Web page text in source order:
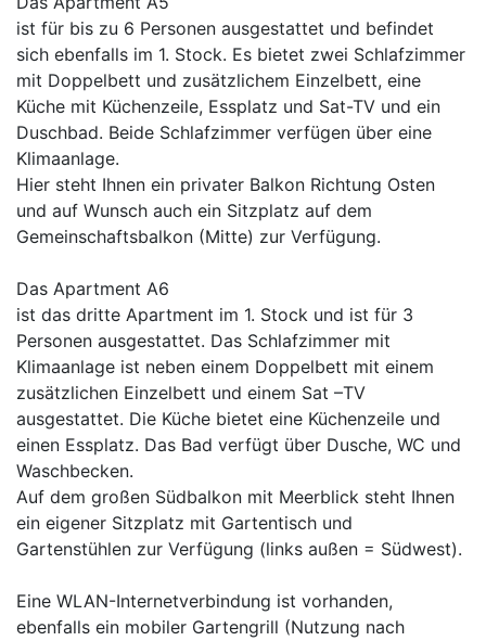
ist für bis zu 6 Personen ausgestattet und befindet
sich ebenfalls im 1. Stock. Es bietet zwei Schlafzimmer
mit Doppelbett und zusätzlichem Einzelbett, eine
Küche mit Küchenzeile, Essplatz und Sat-TV und ein
Duschbad. Beide Schlafzimmer verfügen über eine
Klimaanlage.
Hier steht Ihnen ein privater Balkon Richtung Osten
und auf Wunsch auch ein Sitzplatz auf dem
Gemeinschaftsbalkon (Mitte) zur Verfügung.
Das Apartment A6
ist das dritte Apartment im 1. Stock und ist für 3
Personen ausgestattet. Das Schlafzimmer mit
Klimaanlage ist neben einem Doppelbett mit einem
zusätzlichen Einzelbett und einem Sat –TV
ausgestattet. Die Küche bietet eine Küchenzeile und
einen Essplatz. Das Bad verfügt über Dusche, WC und
Waschbecken.
Auf dem großen Südbalkon mit Meerblick steht Ihnen
ein eigener Sitzplatz mit Gartentisch und
Gartenstühlen zur Verfügung (links außen = Südwest).
Eine WLAN-Internetverbindung ist vorhanden,
ebenfalls ein mobiler Gartengrill (Nutzung nach